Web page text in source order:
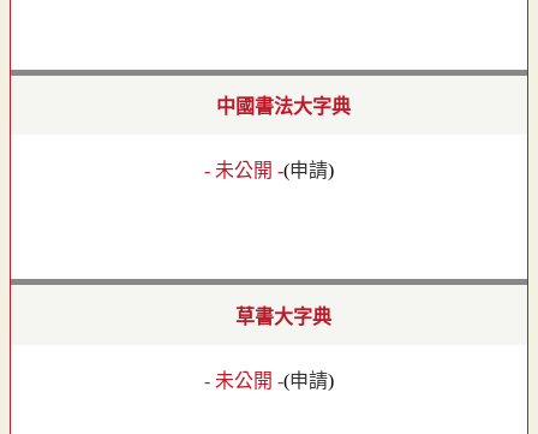
中國書法大字典
- 未公開 -(申請)
草書大字典
- 未公開 -(申請)